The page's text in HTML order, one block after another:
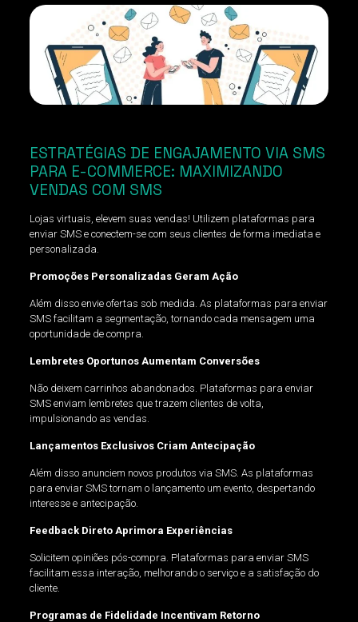
ESTRATÉGIAS DE ENGAJAMENTO VIA SMS
PARA E-COMMERCE: MAXIMIZANDO
VENDAS COM SMS
Lojas virtuais, elevem suas vendas! Utilizem plataformas para
enviar SMS e conectem-se com seus clientes de forma imediata e
personalizada.
Promoções Personalizadas Geram Ação
Além disso envie ofertas sob medida. As plataformas para enviar
SMS facilitam a segmentação, tornando cada mensagem uma
oportunidade de compra.
Lembretes Oportunos Aumentam Conversões
Não deixem carrinhos abandonados. Plataformas para enviar
SMS enviam lembretes que trazem clientes de volta,
impulsionando as vendas.
Lançamentos Exclusivos Criam Antecipação
Além disso anunciem novos produtos via SMS. As plataformas
para enviar SMS tornam o lançamento um evento, despertando
interesse e antecipação.
Feedback Direto Aprimora Experiências
Solicitem opiniões pós-compra. Plataformas para enviar SMS
facilitam essa interação, melhorando o serviço e a satisfação do
cliente.
Programas de Fidelidade Incentivam Retorno